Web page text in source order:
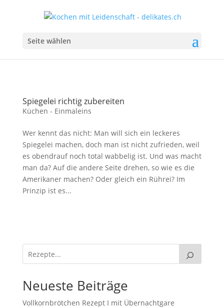
Seite wählen
Spiegelei richtig zubereiten
Küchen - Einmaleins
Wer kennt das nicht: Man will sich ein leckeres
Spiegelei machen, doch man ist nicht zufrieden, weil
es obendrauf noch total wabbelig ist. Und was macht
man da? Auf die andere Seite drehen, so wie es die
Amerikaner machen? Oder gleich ein Rührei? Im
Prinzip ist es...
Neueste Beiträge
Vollkornbrötchen Rezept I mit Übernachtgare